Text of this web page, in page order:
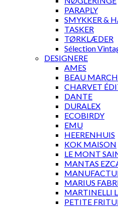
PARAPLY
SMYKKER &
TASKER
TØRKLÆDER
Sélection
DESIGNERE
AMES
BEAU
CHARVET
DANTE
DURALEX
ECOBIRDY
EMU
HEERENHUIS
KOK MAISON
LE MONT
MANTAS
MARIUS
MARTINELLI
PETITE